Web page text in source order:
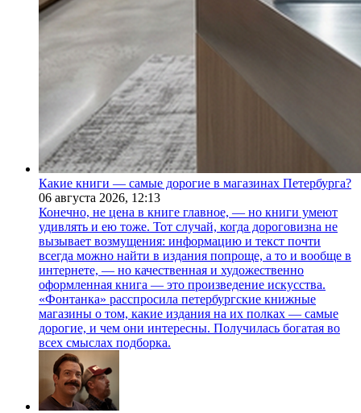
Какие книги — самые дорогие в магазинах Петербурга?
06 августа 2026, 12:13
Конечно, не цена в книге главное, — но книги умеют
удивлять и ею тоже. Тот случай, когда дороговизна не
вызывает возмущения: информацию и текст почти
всегда можно найти в издания попроще, а то и вообще в
интернете, — но качественная и художественно
оформленная книга — это произведение искусства.
«Фонтанка» расспросила петербургские книжные
магазины о том, какие издания на их полках — самые
дорогие, и чем они интересны. Получилась богатая во
всех смыслах подборка.